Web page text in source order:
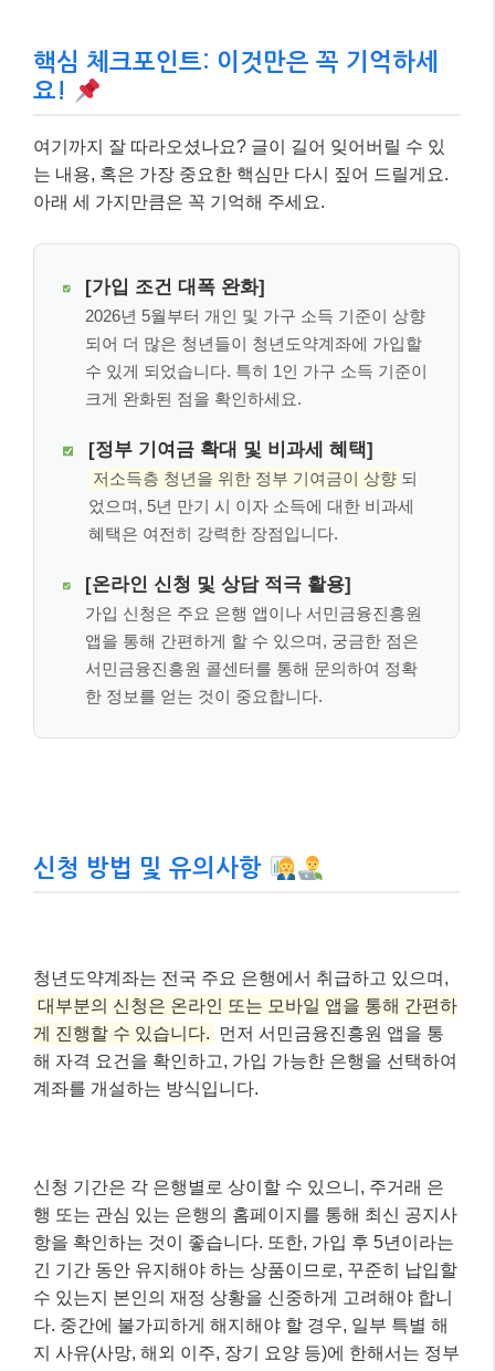
핵심 체크포인트: 이것만은 꼭 기억하세
여기까지 잘 따라오셨나요? 글이 길어 잊어버릴 수 있
는 내용, 혹은 가장 중요한 핵심만 다시 짚어 드릴게요.
아래 세 가지만큼은 꼭 기억해 주세요.
[가입 조건 대폭 완화]
2026년 5월부터 개인 및 가구 소득 기준이 상향
되어 더 많은 청년들이 청년도약계좌에 가입할
수 있게 되었습니다. 특히 1인 가구 소득 기준이
서민금융진흥원 콜센터를 통해 문의하여 정확
한 정보를 얻는 것이 중요합니다.
신청 방법 및 유의사항
청년도약계좌는 전국 주요 은행에서 취급하고 있으며,
대부분의 신청은 온라인 또는 모바일 앱을 통해 간편하
게 진행할 수 있습니다.
먼저 서민금융진흥원 앱을 통